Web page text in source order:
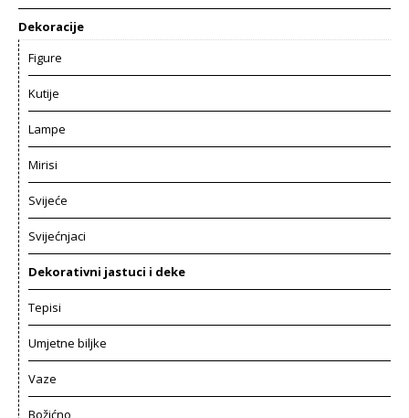
Dekoracije
Figure
Kutije
Lampe
Mirisi
Svijeće
Svijećnjaci
Dekorativni jastuci i deke
Tepisi
Umjetne biljke
Vaze
Božićno